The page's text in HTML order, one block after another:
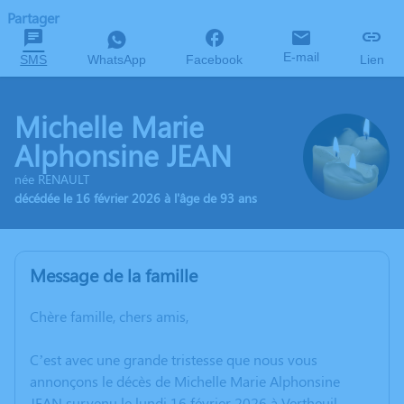
Partager
SMS WhatsApp Facebook E-mail Lien
Michelle Marie
Alphonsine JEAN
née RENAULT
décédée le 16 février 2026 à l'âge de 93 ans
Message de la famille
Chère famille, chers amis,
C’est avec une grande tristesse que nous vous
annonçons le décès de Michelle Marie Alphonsine